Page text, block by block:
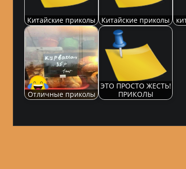
Китайские приколы Китайские приколы
Отличные приколы
ЭТО ПРОСТО ЖЕСТЬ!
ПРИКОЛЫ